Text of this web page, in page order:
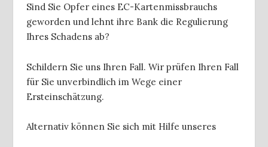
Sind Sie Opfer eines EC-Kartenmissbrauchs
geworden und lehnt ihre Bank die Regulierung
Ihres Schadens ab?
Schildern Sie uns Ihren Fall. Wir prüfen Ihren Fall
für Sie unverbindlich im Wege einer
Ersteinschätzung.
Alternativ können Sie sich mit Hilfe unseres